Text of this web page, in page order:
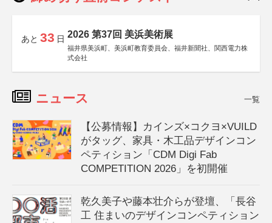
あと 33 日 2026 第37回 美浜美術展
福井県美浜町、美浜町教育委員会、福井新聞社、関西電力株
式会社
ニュース 一覧
【公募情報】カインズ×コクヨ×VUILD
がタッグ、家具・木工品デザインコン
ペティション「CDM Digi Fab
COMPETITION 2026」を初開催
乾久美子や藤本壮介らが登壇、「長谷
工 住まいのデザインコンペティション